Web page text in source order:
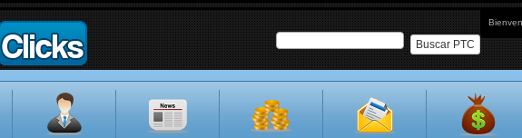
Buscar PTC